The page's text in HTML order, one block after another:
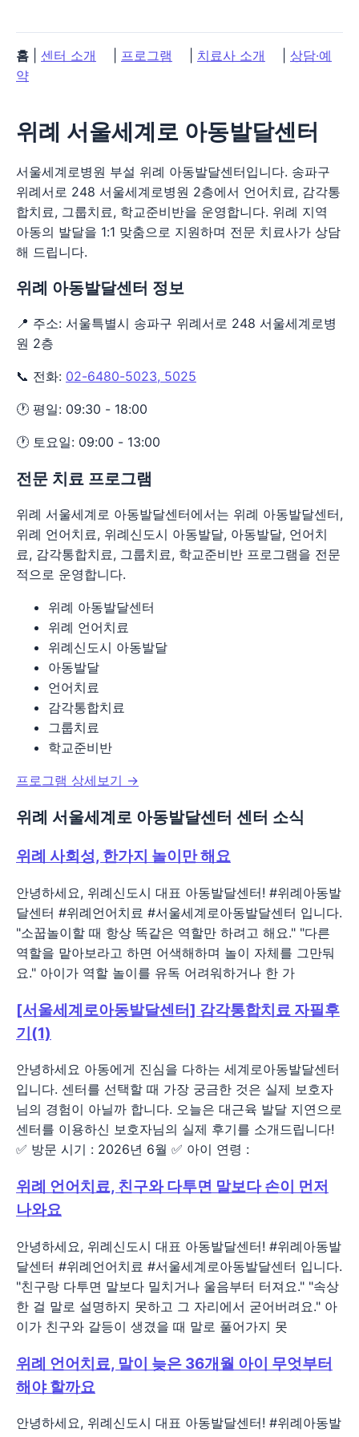
홈 센터 소개 프로그램 치료사 소개
상담·예
약
위례 서울세계로 아동발달센터
서울세계로병원 부설 위례 아동발달센터입니다. 송파구
위례서로 248 서울세계로병원 2층에서 언어치료, 감각통
합치료, 그룹치료, 학교준비반을 운영합니다. 위례 지역
아동의 발달을 1:1 맞춤으로 지원하며 전문 치료사가 상담
해 드립니다.
위례 아동발달센터 정보
📍 주소: 서울특별시 송파구 위례서로 248 서울세계로병
원 2층
📞 전화: 02-6480-5023, 5025
🕐 평일: 09:30 - 18:00
🕐 토요일: 09:00 - 13:00
전문 치료 프로그램
위례 서울세계로 아동발달센터에서는 위례 아동발달센터,
위례 언어치료, 위례신도시 아동발달, 아동발달, 언어치
료, 감각통합치료, 그룹치료, 학교준비반 프로그램을 전문
적으로 운영합니다.
위례 아동발달센터
위례 언어치료
위례신도시 아동발달
아동발달
언어치료
감각통합치료
그룹치료
학교준비반
프로그램 상세보기 →
위례 서울세계로 아동발달센터 센터 소식
위례 사회성, 한가지 놀이만 해요
안녕하세요, 위례신도시 대표 아동발달센터! #위례아동발
달센터 #위례언어치료 #서울세계로아동발달센터 입니다.
"소꿉놀이할 때 항상 똑같은 역할만 하려고 해요." "다른
역할을 맡아보라고 하면 어색해하며 놀이 자체를 그만둬
요." 아이가 역할 놀이를 유독 어려워하거나 한 가
[서울세계로아동발달센터] 감각통합치료 자필후
기(1)
안녕하세요 아동에게 진심을 다하는 세계로아동발달센터
입니다. 센터를 선택할 때 가장 궁금한 것은 실제 보호자
님의 경험이 아닐까 합니다. 오늘은 대근육 발달 지연으로
센터를 이용하신 보호자님의 실제 후기를 소개드립니다!
✅ 방문 시기 : 2026년 6월 ✅ 아이 연령 :
위례 언어치료, 친구와 다투면 말보다 손이 먼저
나와요
안녕하세요, 위례신도시 대표 아동발달센터! #위례아동발
달센터 #위례언어치료 #서울세계로아동발달센터 입니다.
"친구랑 다투면 말보다 밀치거나 울음부터 터져요." "속상
한 걸 말로 설명하지 못하고 그 자리에서 굳어버려요." 아
이가 친구와 갈등이 생겼을 때 말로 풀어가지 못
위례 언어치료, 말이 늦은 36개월 아이 무엇부터
해야 할까요
안녕하세요, 위례신도시 대표 아동발달센터! #위례아동발